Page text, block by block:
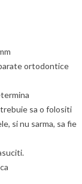
ortodontice
sa o folositi
si nu sarma, sa fie